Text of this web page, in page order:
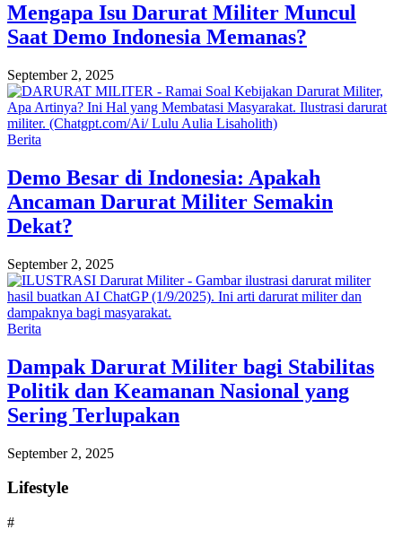
Mengapa Isu Darurat Militer Muncul
Saat Demo Indonesia Memanas?
September 2, 2025
Berita
Demo Besar di Indonesia: Apakah
Ancaman Darurat Militer Semakin
Dekat?
September 2, 2025
Berita
Dampak Darurat Militer bagi Stabilitas
Politik dan Keamanan Nasional yang
Sering Terlupakan
September 2, 2025
Lifestyle
#